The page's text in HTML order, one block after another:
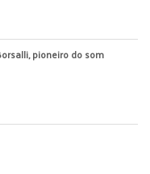
pioneiro do som